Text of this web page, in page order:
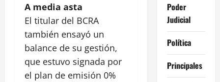
A media asta
El titular del BCRA
también ensayó un
balance de su gestión,
que estuvo signada por
el plan de emisión 0%
Poder
Judicial
Política
Principales